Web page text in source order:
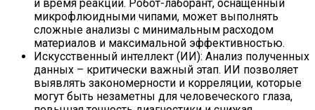
и время реакции. Робот-лаборант, оснащенный
микрофлюидными чипами, может выполнять
сложные анализы с минимальным расходом
материалов и максимальной эффективностью.
Искусственный интеллект (ИИ): Анализ полученных
данных – критически важный этап. ИИ позволяет
выявлять закономерности и корреляции, которые
могут быть незаметны для человеческого глаза,